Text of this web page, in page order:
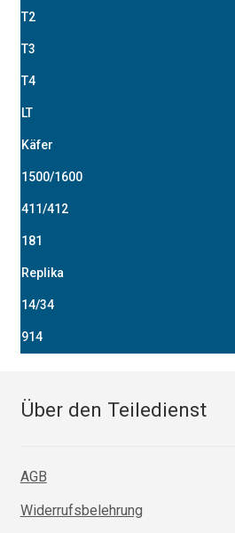
T2
T3
T4
LT
Käfer
1500/1600
411/412
181
Replika
14/34
914
Über den Teiledienst
AGB
Widerrufsbelehrung